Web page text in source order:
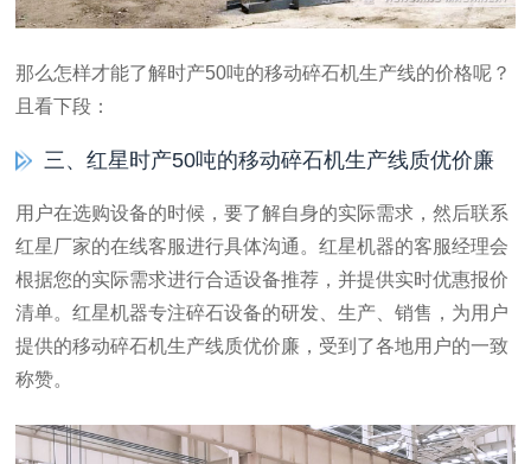
那么怎样才能了解时产50吨的移动碎石机生产线的价格呢？
且看下段：
三、红星时产50吨的移动碎石机生产线质优价廉
用户在选购设备的时候，要了解自身的实际需求，然后联系
红星厂家的在线客服进行具体沟通。红星机器的客服经理会
根据您的实际需求进行合适设备推荐，并提供实时优惠报价
清单。红星机器专注碎石设备的研发、生产、销售，为用户
提供的移动碎石机生产线质优价廉，受到了各地用户的一致
称赞。